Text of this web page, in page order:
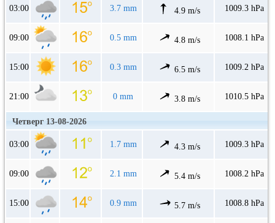
03:00 3.7 mm 4.9 m/s 1009.3 hPa
09:00 0.5 mm 4.8 m/s 1008.1 hPa
15:00 0.3 mm 6.5 m/s 1009.2 hPa
21:00 0 mm 3.8 m/s 1010.5 hPa
Четверг 13-08-2026
03:00 1.7 mm 4.3 m/s 1009.3 hPa
09:00 2.1 mm 5.4 m/s 1008.2 hPa
15:00 0.9 mm 5.7 m/s 1008.8 hPa